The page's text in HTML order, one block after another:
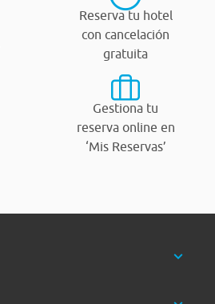
Reserva tu hotel
con cancelación
gratuita
Gestiona tu
reserva online en
‘Mis Reservas’